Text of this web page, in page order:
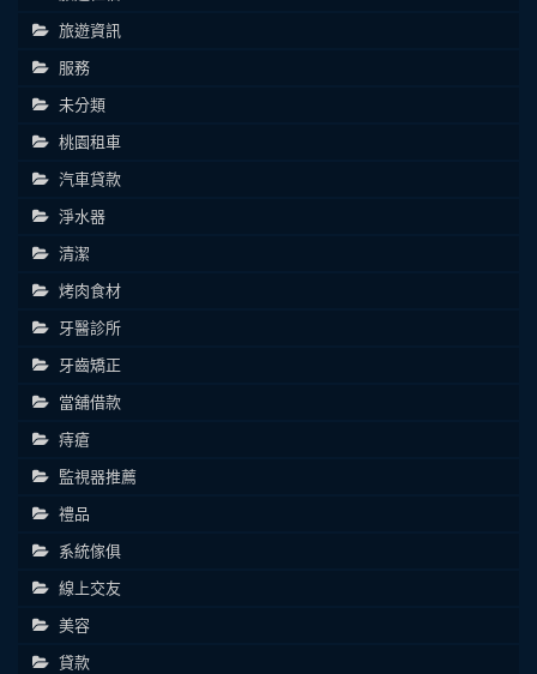
旅遊資訊
服務
未分類
桃園租車
汽車貸款
淨水器
清潔
烤肉食材
牙醫診所
牙齒矯正
當舖借款
痔瘡
監視器推薦
禮品
系統傢俱
線上交友
美容
貸款